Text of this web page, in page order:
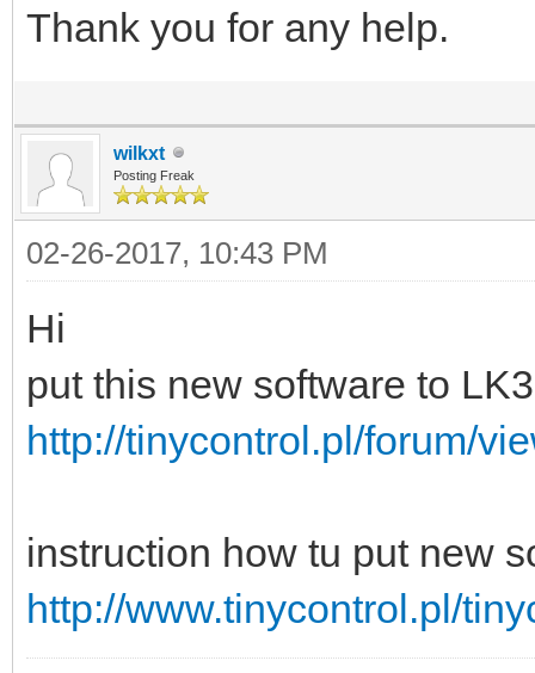
Thank you for any help.
wilkxt
Posting Freak
02-26-2017, 10:43 PM
Hi
put this new software to LK3
http://tinycontrol.pl/forum/
instruction how tu put new
http://www.tinycontrol.pl/